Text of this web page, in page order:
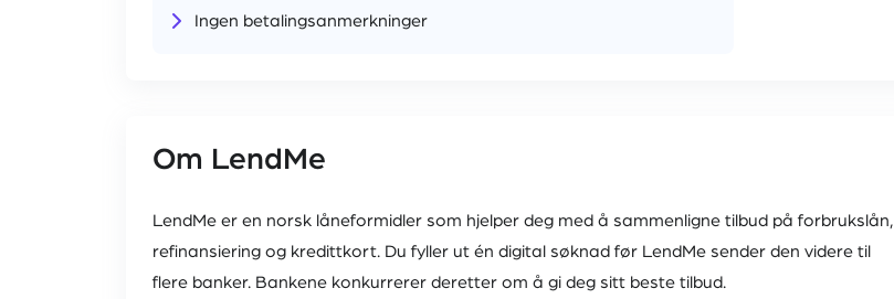
Ingen betalingsanmerkninger
Om LendMe
LendMe er en norsk låneformidler som hjelper deg med å sammenligne tilbud på forbrukslån,
refinansiering og kredittkort. Du fyller ut én digital søknad før LendMe sender den videre til
flere banker. Bankene konkurrerer deretter om å gi deg sitt beste tilbud.